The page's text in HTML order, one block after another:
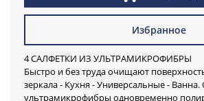
Избранное
4 САЛФЕТКИ ИЗ УЛЬТРАМИКРОФИБРЫ
Быстро и без труда очищают
зеркала - Кухня - Универсальные - Ванна.
ультрамикрофибры одновременно